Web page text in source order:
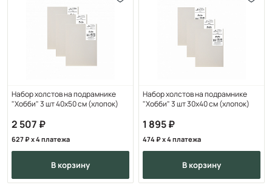
Набор холстов на подрамнике
"Хобби" 3 шт 40х50 см (хлопок)
2 507
627 x 4 платежа
в корзину
Набор холстов на подрамнике
"Хобби" 3 шт 30х40 см (хлопок)
1 895
474 x 4 платежа
в корзину